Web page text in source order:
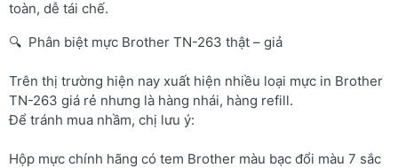
toàn, dễ tái chế.
🔍 Phân biệt mực Brother TN-263 thật – giả
Trên thị trường hiện nay xuất hiện nhiều loại mực in Brother
TN-263 giá rẻ nhưng là hàng nhái, hàng refill.
Để tránh mua nhầm, chị lưu ý:
Hộp mực chính hãng có tem Brother màu bạc đổi màu 7 sắc